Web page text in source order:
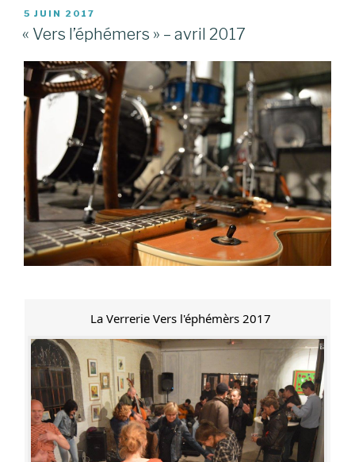
PUBLIÉ
LE
5 JUIN 2017
« Vers l’éphémers » – avril 2017
La Verrerie Vers l'éphémèrs 2017